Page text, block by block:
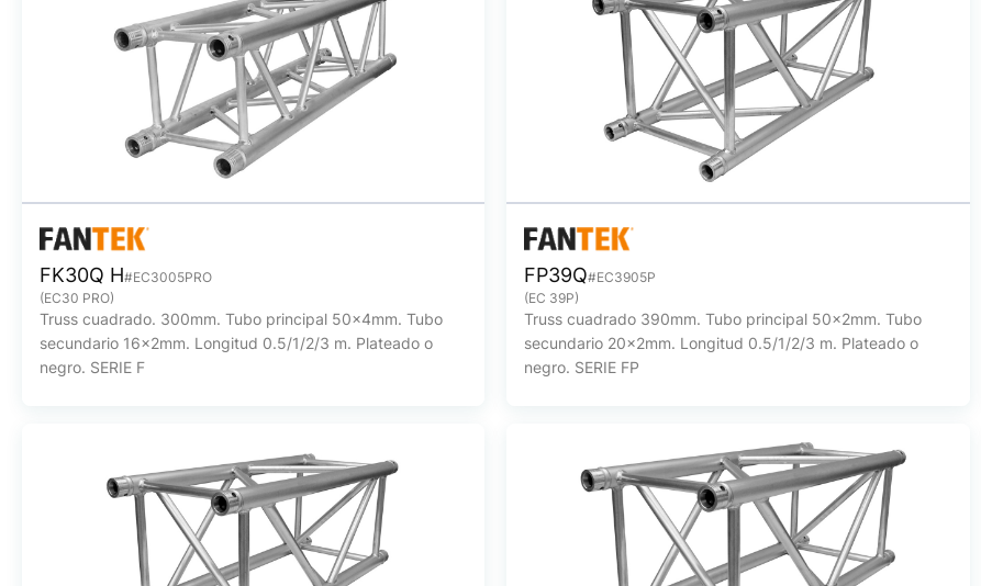
FK30Q H#EC3005PRO
(EC30 PRO)
Truss cuadrado. 300mm. Tubo principal 50x4mm. Tubo
secundario 16x2mm. Longitud 0.5/1/2/3 m. Plateado o
negro. SERIE F
FP39Q#EC3905P
(EC 39P)
Truss cuadrado 390mm. Tubo principal 50x2mm. Tubo
secundario 20x2mm. Longitud 0.5/1/2/3 m. Plateado o
negro. SERIE FP